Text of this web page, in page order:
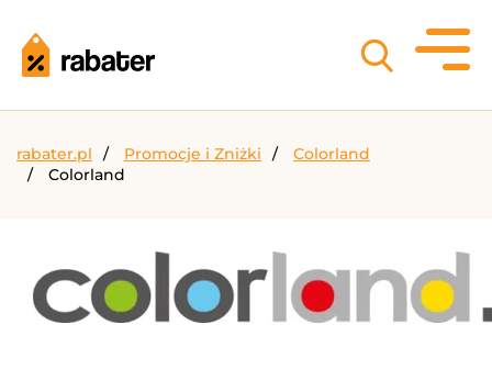
rabater.pl Promocje i Zniżki
Colorland
Colorland